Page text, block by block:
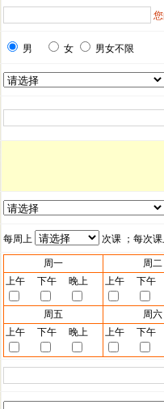
男 女 男女不限
每周上 次课 ；每次
周一
周二
上午
下午 晚上 上午 下午
周五
周六
上午
下午 晚上 上午 下午